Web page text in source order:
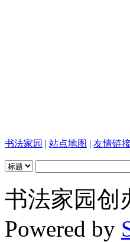
书法家园 | 站点地图 | 友情链
书法家园创
Powered by